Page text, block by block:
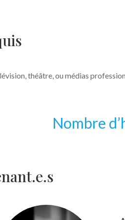
théâtre, ou médias
Nombre